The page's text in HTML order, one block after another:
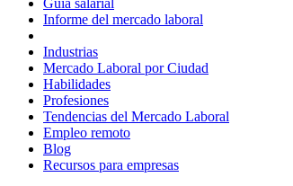
Informe del mercado laboral
Industrias
Mercado Laboral por Ciudad
Habilidades
Profesiones
Tendencias del Mercado Laboral
Empleo remoto
Blog
Recursos para empresas